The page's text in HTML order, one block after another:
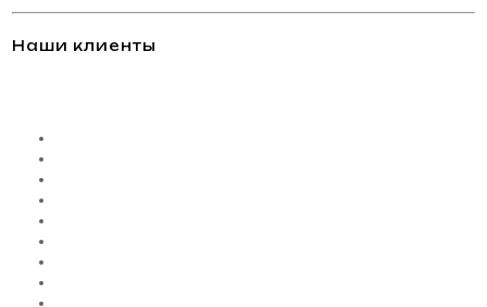
Наши клиенты